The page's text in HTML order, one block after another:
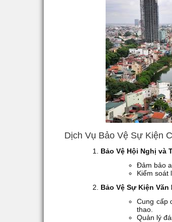
Dịch Vụ Bảo Vệ Sự Kiện
Bảo Vệ Hội Nghị và
Đảm bảo
Kiểm soát
Bảo Vệ Sự Kiện Văn
Cung cấp
thao.
Quản lý